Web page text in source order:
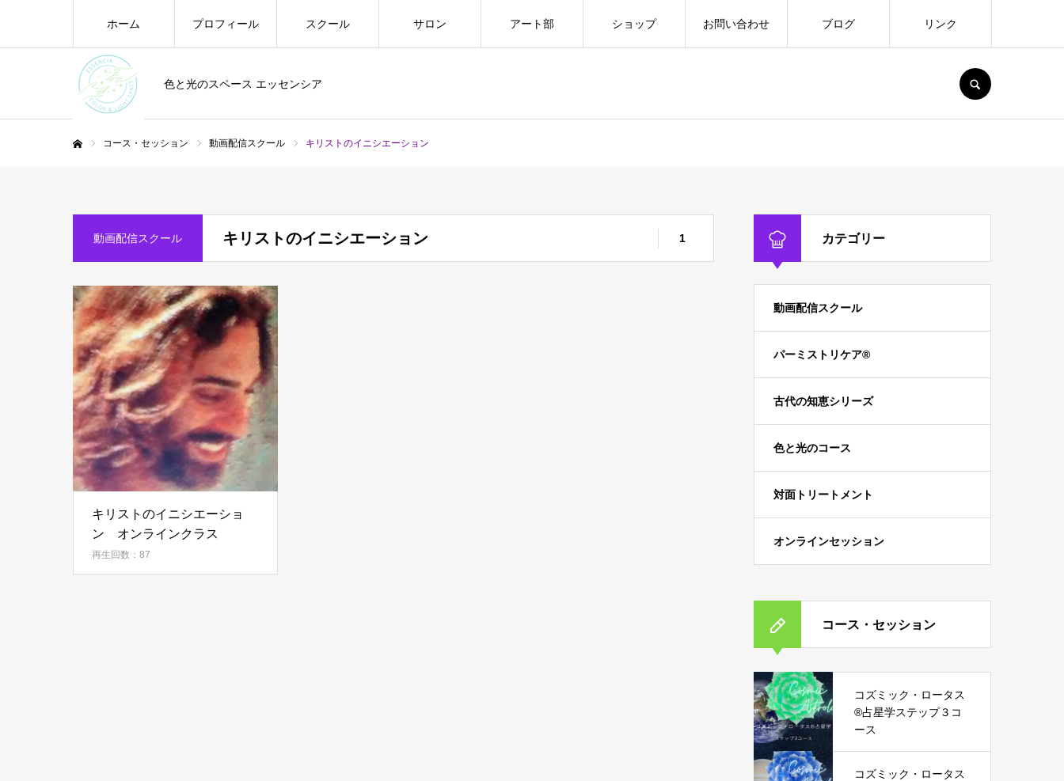
色と光のスペース エッセンシア
ホーム プロフィール スクール サロン アート部 ショップ お問い合わせ ブログ リンク
コース・セッション 動画配信スクール キリストのイニシエーション
動画配信スクール キリストのイニシエーション 1
キリストのイニシエーショ
ン オンラインクラス
再生回数：87
カテゴリー
動画配信スクール
パーミストリケア®︎
古代の知恵シリーズ
色と光のコース
対面トリートメント
オンラインセッション
コース・セッション
コズミック・ロータス
®︎占星学ステップ３コ
ース
コズミック・ロータス